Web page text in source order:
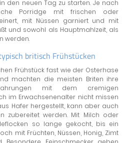
den neuen Tag zu starten. Je nach
Porridge mit frischen oder
mit Nüssen garniert und mit
und sowohl als Hauptmahlzeit, als
werden.
britisch Frühstücken
Frühstück fast wie der Osterhase
machten die meisten Briten ihre
mit dem cremigen
im Erwachsenenalter nicht missen
Hafer hergestellt, kann aber auch
zubereitet werden. Mit Milch oder
so lange gekocht, bis ein
mit Früchten, Nüssen, Honig, Zimt